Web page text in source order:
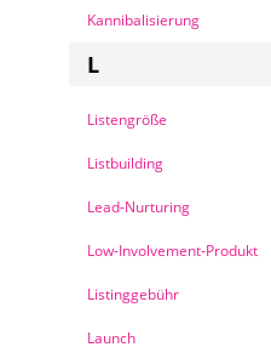
Kannibalisierung
L
Listengröße
Listbuilding
Lead-Nurturing
Low-Involvement-Produkt
Listinggebühr
Launch